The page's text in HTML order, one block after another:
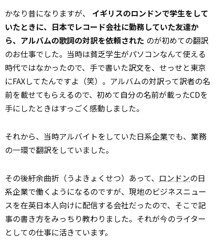
かなり昔になりますが、 イギリスのロンドンで学生をして
いたときに、日本でレコード会社に勤務していた友達か
ら、アルバムの歌詞の対訳を依頼された のが初めての翻訳
のお仕事でした。当時は貧乏学生がパソコンなんて使える
時代ではなかったので、手で書いた訳文を、せっせと東京
にFAXしてたんですよ（笑）。アルバムの対訳って訳者の名
前を載せてもらえるので、初めて自分の名前が載ったCDを
手にしたときはすっごく感動しました。
それから、当時アルバイトをしていた日系企業でも、業務
の一環で翻訳をしていました。
その後紆余曲折（うよきょくせつ）あって、 ロンドンの日
系企業で働くようになるのですが、現地のビジネスニュー
スを在英日本人向けに配信する会社だったので、そこで記
事の書き方をみっちり教わりました。それが今のライター
としての仕事に活きています。